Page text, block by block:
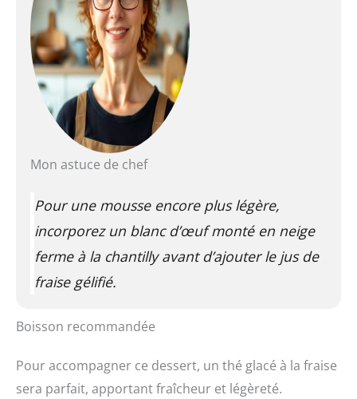
Mon astuce de chef
Pour une mousse encore plus légère,
incorporez un blanc d’œuf monté en neige
ferme à la chantilly avant d’ajouter le jus de
fraise gélifié.
Boisson recommandée
Pour accompagner ce dessert, un thé glacé à la fraise
sera parfait, apportant fraîcheur et légèreté.